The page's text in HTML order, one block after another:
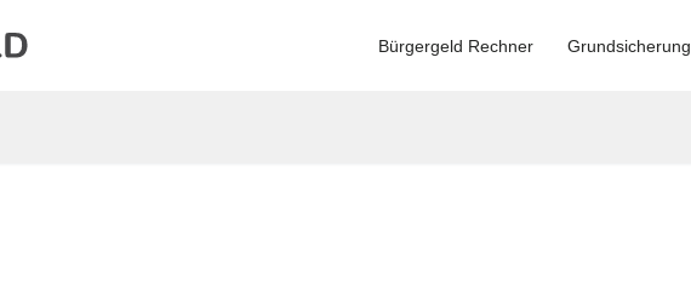
Bürgergeld Rechner